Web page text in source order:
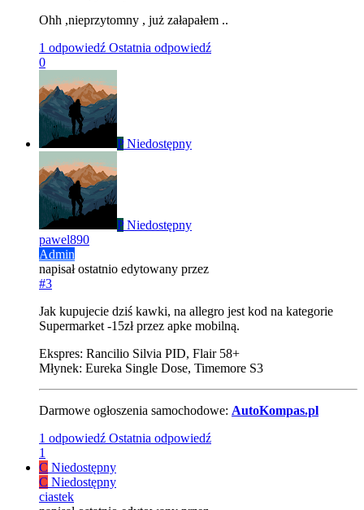
Ohh ,nieprzytomny , już załapałem ..
1 odpowiedź Ostatnia odpowiedź
0
P Niedostępny
P Niedostępny
pawel890
Admin
napisałostatnio edytowany przez
#3
Jak kupujecie dziś kawki, na allegro jest kod na kategorie
Supermarket -15zł przez apke mobilną.
Ekspres: Rancilio Silvia PID, Flair 58+
Młynek: Eureka Single Dose, Timemore S3
Darmowe ogłoszenia samochodowe: AutoKompas.pl
1 odpowiedź Ostatnia odpowiedź
1
C Niedostępny
C Niedostępny
ciastek